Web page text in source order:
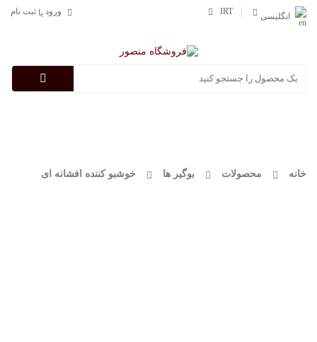
انگلیسی
IRT ورود یا ثبت نام
خانه محصولات بوگیر ها خوشبو کننده افشانه ای